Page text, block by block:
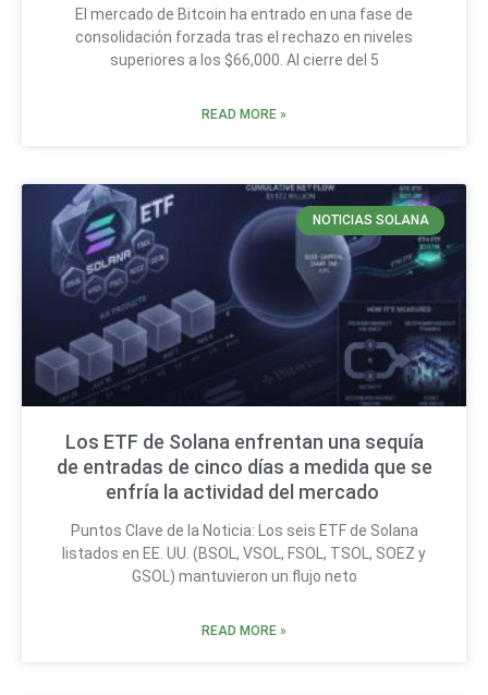
El mercado de Bitcoin ha entrado en una fase de
consolidación forzada tras el rechazo en niveles
superiores a los $66,000. Al cierre del 5
READ MORE »
NOTICIAS SOLANA
Los ETF de Solana enfrentan una sequía
de entradas de cinco días a medida que se
enfría la actividad del mercado
Puntos Clave de la Noticia: Los seis ETF de Solana
listados en EE. UU. (BSOL, VSOL, FSOL, TSOL, SOEZ y
GSOL) mantuvieron un flujo neto
READ MORE »